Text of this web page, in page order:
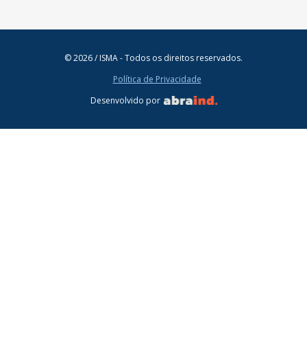
© 2026 / ISMA - Todos os direitos reservados.
Política de Privacidade
Desenvolvido por